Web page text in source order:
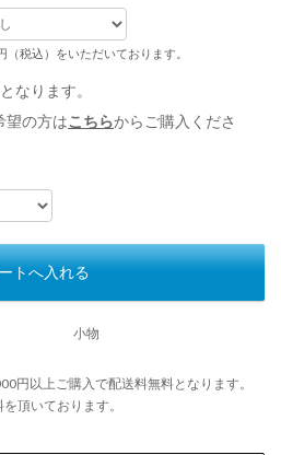
（税込）をいただいております。
なります。
望の方はこちらからご購入くださ
トへ入れる
小物
円以上ご購入で配送料無料となります。
頂いております。